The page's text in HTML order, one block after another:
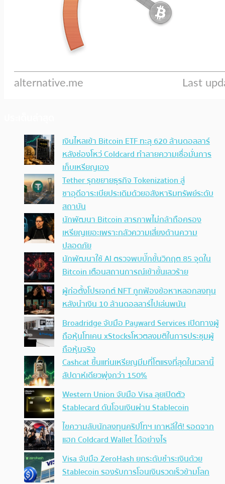
เงินไหลเข้า Bitcoin ETF ทะลุ 620 ล้านดอลลาร์
หลังช่องโหว่ Coldcard ทำลายความเชื่อมั่นการ
เก็บเหรียญเอง
Tether รุกขยายธุรกิจ Tokenization สู่
ซาอุดีอาระเบียประเดิมด้วยอสังหาริมทรัพย์ระดับ
สถาบัน
นักพัฒนา Bitcoin สารภาพไม่กล้าถือครอง
เหรียญเยอะเพราะกลัวความเสี่ยงด้านความ
ปลอดภัย
นักพัฒนาใช้ AI ตรวจพบบั๊กขั้นวิกฤต 85 จุดใน
Bitcoin เตือนสถานการณ์เข้าขั้นเลวร้าย
ผู้ก่อตั้งโปรเจกต์ NFT ถูกฟ้องข้อหาหลอกลงทุน
หลังนำเงิน 10 ล้านดอลลาร์ไปเล่นพนัน
Broadridge จับมือ Payward Services เปิดทางผู้
ถือหุ้นโทเคน xStocksโหวตลงมติในการประชุมผู้
ถือหุ้นจริง
Cashcat ขึ้นแท่นเหรียญมีมที่โตแรงที่สุดในเวลานี้
สัปดาห์เดียวพุ่งกว่า 150%
Western Union จับมือ Visa ลุยเปิดตัว
Stablecard ดันโอนเงินผ่าน Stablecoin
ไขความลับนักลงทุนคริปโทฯ เกาหลีใต้! รอดจาก
แฮก Coldcard Wallet ได้อย่างไร
Visa จับมือ ZeroHash ยกระดับชำระเงินด้วย
Stablecoin รองรับการโอนเงินรวดเร็วข้ามโลก